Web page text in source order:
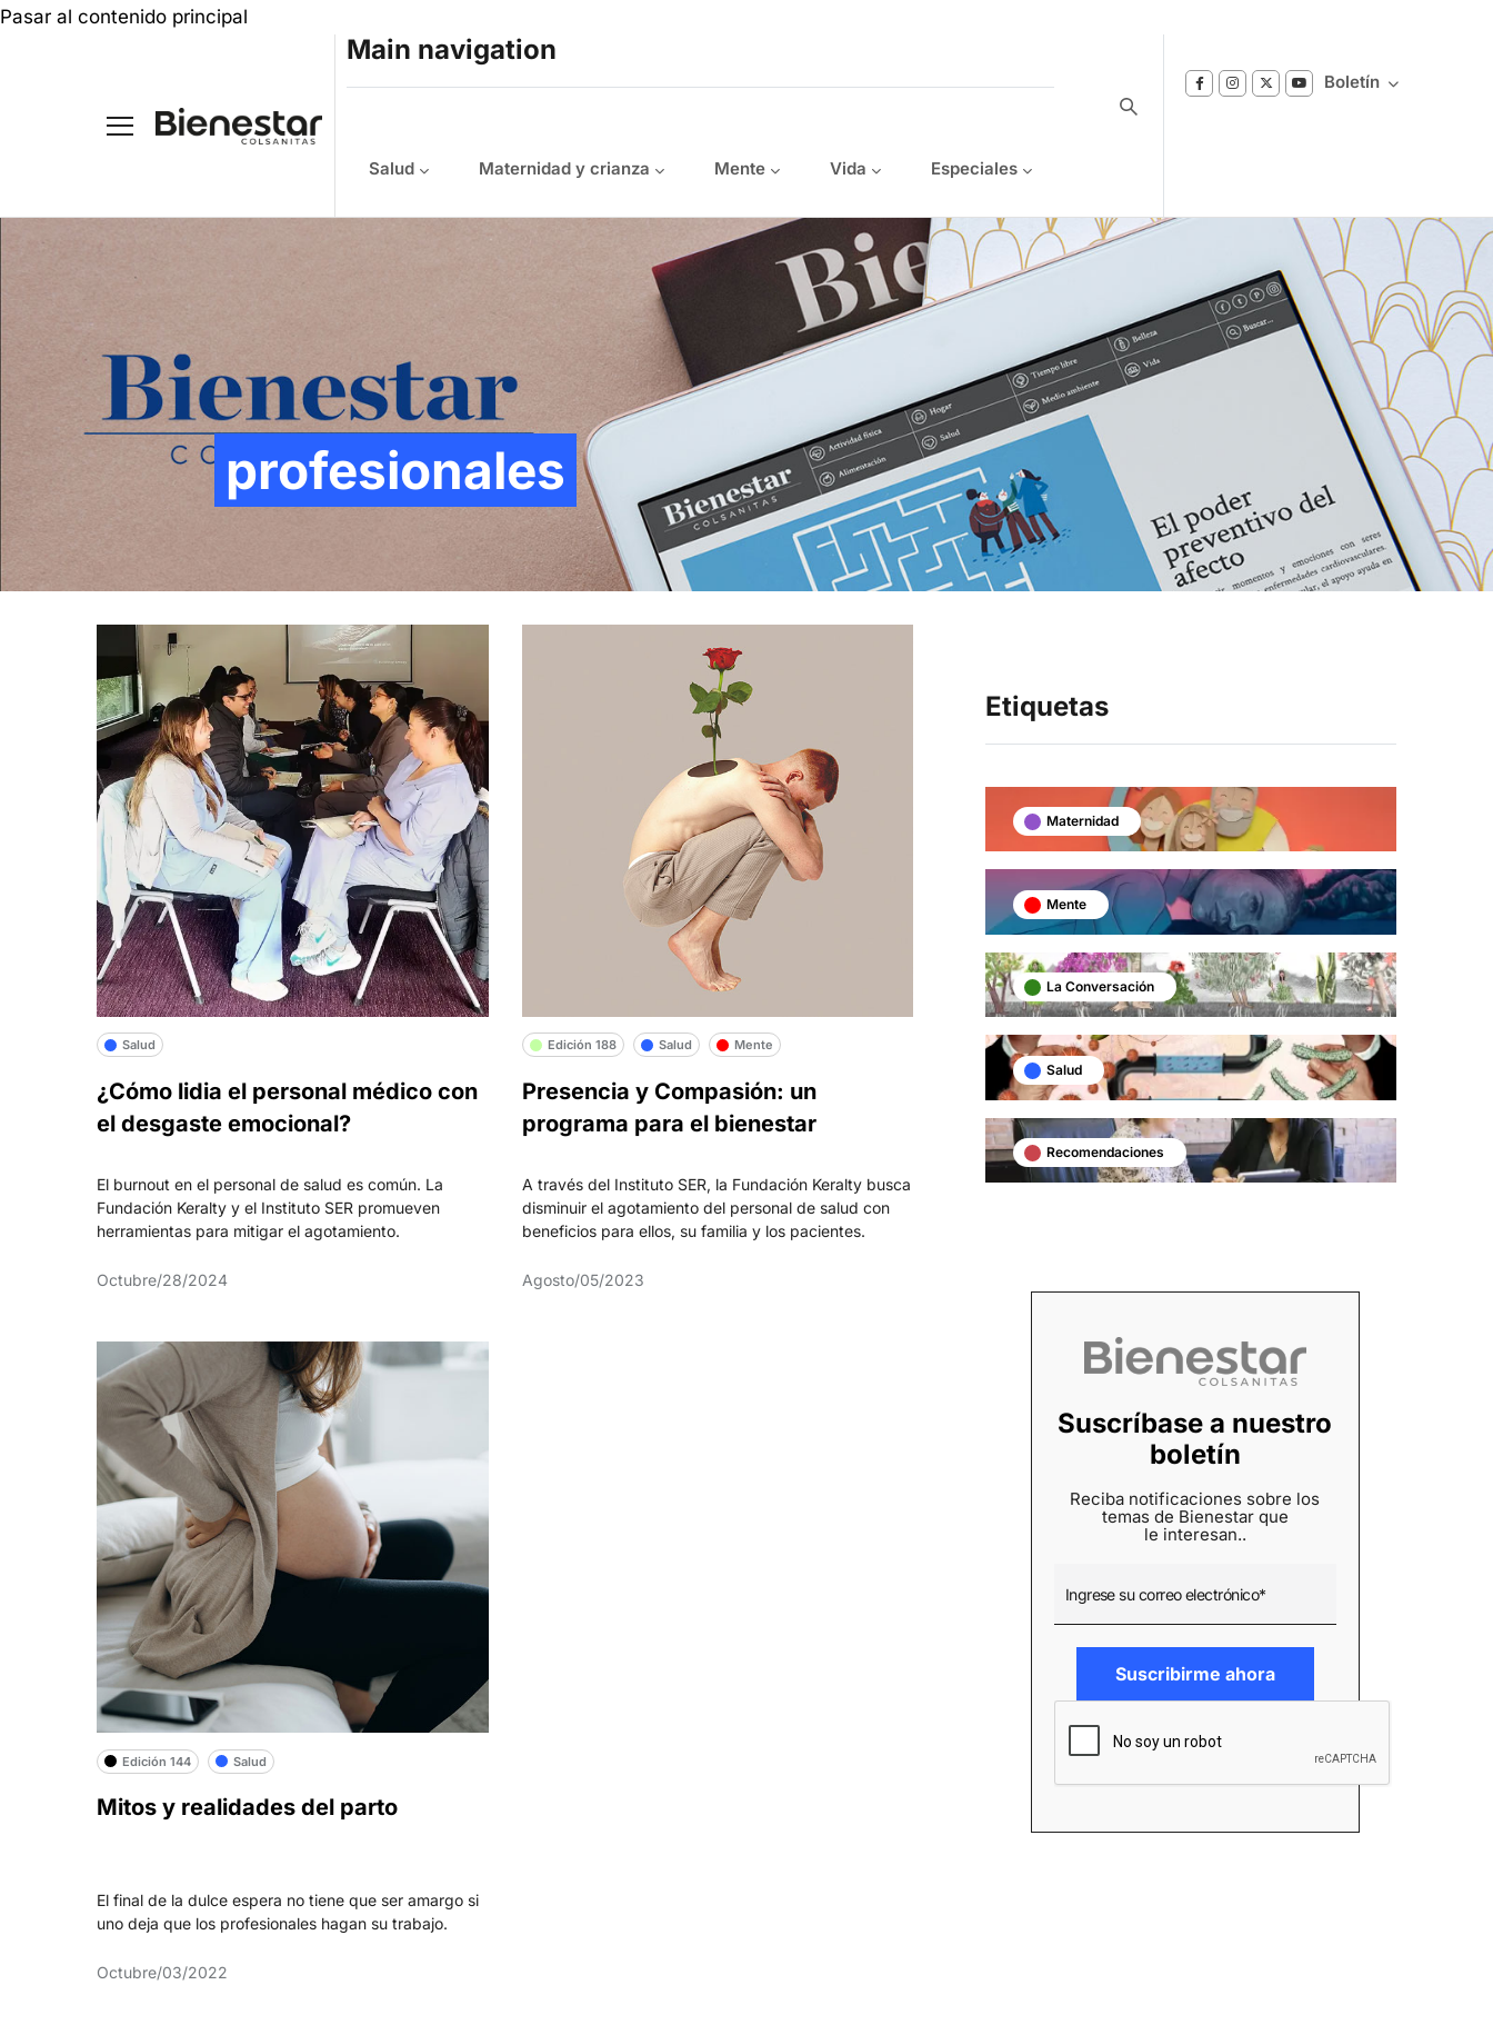
Pasar al contenido principal
Main navigation
Salud Maternidad y crianza Mente Vida Especiales
Boletín
Suscríbase a nuestro boletín
Reciba notificaciones sobre los temas de
Bienestar que le interesan.
profesionales
Salud
¿Cómo lidia el personal médico con
el desgaste emocional?
El burnout en el personal de salud es común. La
Fundación Keralty y el Instituto SER promueven
herramientas para mitigar el agotamiento.
Octubre/28/2024
Edición 188 Salud Mente
Presencia y Compasión: un
programa para el bienestar
A través del Instituto SER, la Fundación Keralty busca
disminuir el agotamiento del personal de salud con
beneficios para ellos, su familia y los pacientes.
Agosto/05/2023
Edición 144 Salud
Mitos y realidades del parto
El final de la dulce espera no tiene que ser amargo si
uno deja que los profesionales hagan su trabajo.
Octubre/03/2022
Etiquetas
Maternidad
Mente
La Conversación
Salud
Recomendaciones
Suscríbase a nuestro
boletín
Reciba notificaciones sobre los
temas de Bienestar que
le interesan..